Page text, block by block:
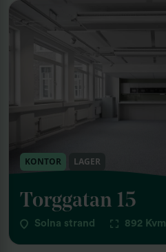
KONTOR LAGER
Torggatan 15
Solna strand 892 Kvm